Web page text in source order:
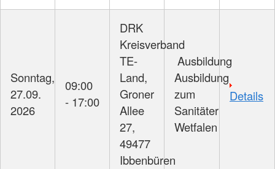
Sonntag,
27.09.
2026
09:00
- 17:00
DRK
Kreisverband
TE-
Land,
Groner
Allee
27,
49477
Ibbenbüren
Ausbildung
Ausbildung
zum
Sanitäter
Wetfalen
Details